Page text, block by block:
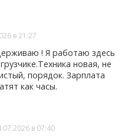
в 21:27
! Я работаю здесь
новая, не
порядок. Зарплата
как часы.
в 07:40